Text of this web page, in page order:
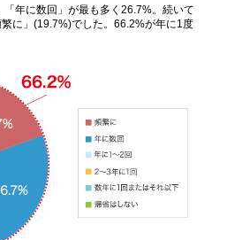
年に数回」が最も多く26.7%。続いて
繁に」(19.7%)でした。66.2%が年に1度